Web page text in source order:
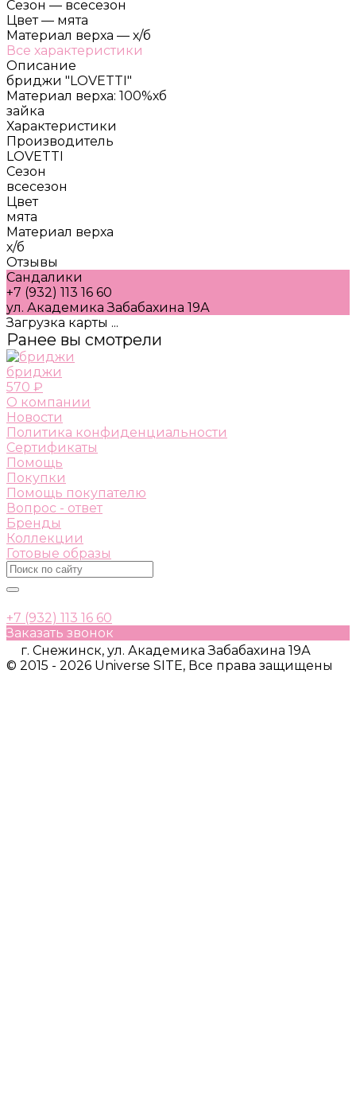
Сезон — всесезон
Цвет — мята
Материал верха — х/б
Все характеристики
Описание
бриджи "LOVETTI"
Материал верха: 100%хб
зайка
Характеристики
Производитель
LOVETTI
Сезон
всесезон
Цвет
мята
Материал верха
х/б
Отзывы
Сандалики
+7 (932) 113 16 60
ул. Академика Забабахина 19А
Загрузка карты ...
Ранее вы смотрели
бриджи
570 ₽
О компании
Новости
Политика конфиденциальности
Сертификаты
Помощь
Покупки
Помощь покупателю
Вопрос - ответ
Бренды
Коллекции
Готовые образы
+7 (932) 113 16 60
Заказать звонок
г. Снежинск, ул. Академика Забабахина 19А
© 2015 - 2026 Universe SITE, Все права защищены